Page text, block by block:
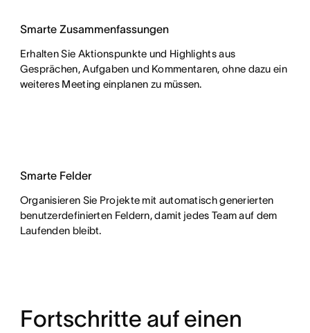
Smarte Zusammenfassungen
Erhalten Sie Aktionspunkte und Highlights aus
Gesprächen, Aufgaben und Kommentaren, ohne dazu ein
weiteres Meeting einplanen zu müssen.
Smarte Felder
Organisieren Sie Projekte mit automatisch generierten
benutzerdefinierten Feldern, damit jedes Team auf dem
Laufenden bleibt.
Fortschritte auf einen